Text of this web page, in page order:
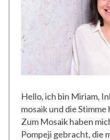
Hello, ich bin Miriam,
mosaik und die
Zum Mosaik haben
Pompeji gebracht, die